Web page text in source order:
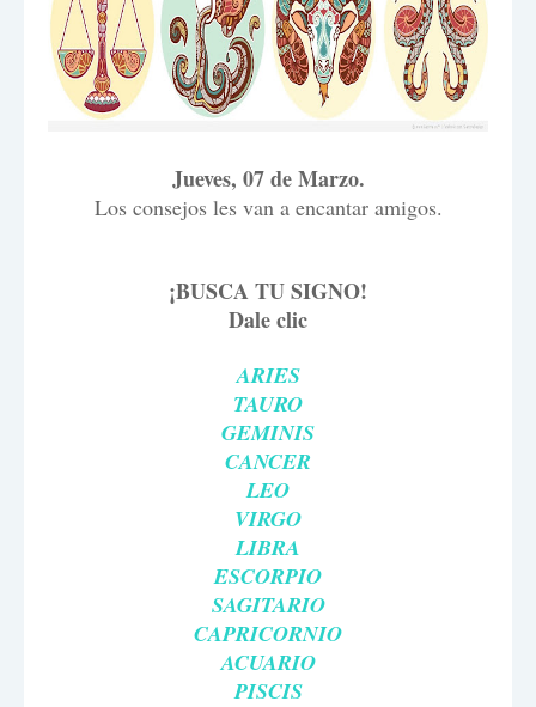
Jueves, 07 de Marzo.
Los consejos les van a encantar amigos.
¡BUSCA TU SIGNO!
Dale clic
ARIES
TAURO
GEMINIS
CANCER
LEO
VIRGO
LIBRA
ESCORPIO
SAGITARIO
CAPRICORNIO
ACUARIO
PISCIS